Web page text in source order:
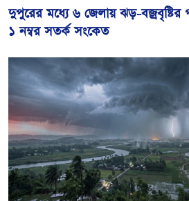
দুপুরের মধ্যে ৬ জেলায় ঝড়-বজ্রবৃষ্টির
১ নম্বর সতর্ক সংকেত